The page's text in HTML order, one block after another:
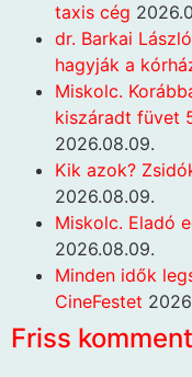
taxis cég
dr. Barkai
hagyják a
Miskolc.
kiszáradt füvet
2026.08.09.
Kik azok?
2026.08.09.
Miskolc. Eladó
2026.08.09.
Minden idők
CineFestet
Friss